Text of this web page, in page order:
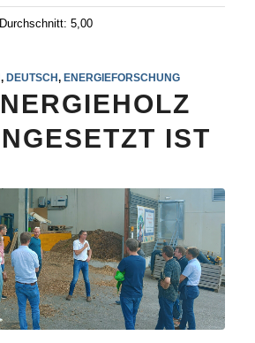
5,00
, DEUTSCH, ENERGIEFORSCHUNG
IST